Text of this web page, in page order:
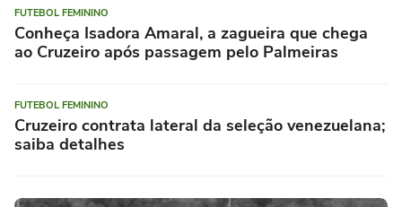
FUTEBOL FEMININO
Conheça Isadora Amaral, a zagueira que chega
ao Cruzeiro após passagem pelo Palmeiras
FUTEBOL FEMININO
Cruzeiro contrata lateral da seleção venezuelana;
saiba detalhes